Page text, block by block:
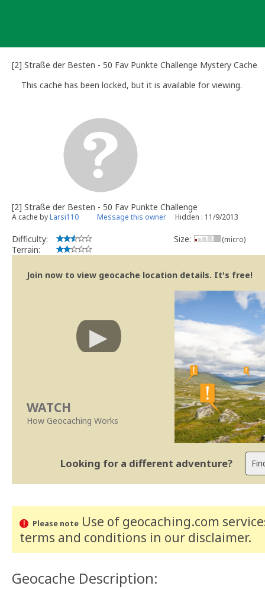
[2] Straße der Besten - 50 Fav Punkte Challenge Mystery Cache
This cache has been locked, but it is available for viewing.
[2] Straße der Besten - 50 Fav Punkte Challenge
A cache byLarsi110 Message this owner Hidden : 11/9/2013
Difficulty:
Terrain:
Size: (micro)
Join now to view geocache location details. It's free!
WATCH
How Geocaching Works
Looking for a different adventure?
Please noteUse of geocaching.com
terms and conditions in our disclaimer.
Geocache Description: